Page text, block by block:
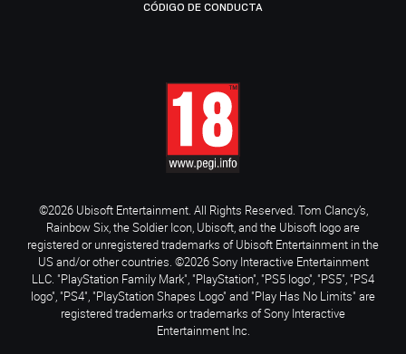
CÓDIGO DE CONDUCTA
©2026 Ubisoft Entertainment. All Rights Reserved. Tom Clancy’s,
Rainbow Six, the Soldier Icon, Ubisoft, and the Ubisoft logo are
registered or unregistered trademarks of Ubisoft Entertainment in the
US and/or other countries. ©2026 Sony Interactive Entertainment
LLC. "PlayStation Family Mark", "PlayStation", "PS5 logo", "PS5", "PS4
logo", "PS4", "PlayStation Shapes Logo" and "Play Has No Limits" are
registered trademarks or trademarks of Sony Interactive
Entertainment Inc.